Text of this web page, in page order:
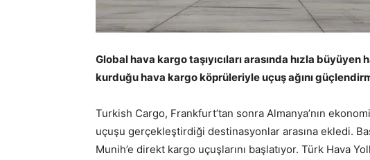
Global hava kargo taşıyıcıları arasında hızla
kurduğu hava kargo köprüleriyle uçuş ağını
Turkish Cargo, Frankfurt’tan sonra Almanya’nın
uçuşu gerçekleştirdiği destinasyonlar arasına ekledi.
Munih’e direkt kargo uçuşlarını başlatıyor. Türk Hava